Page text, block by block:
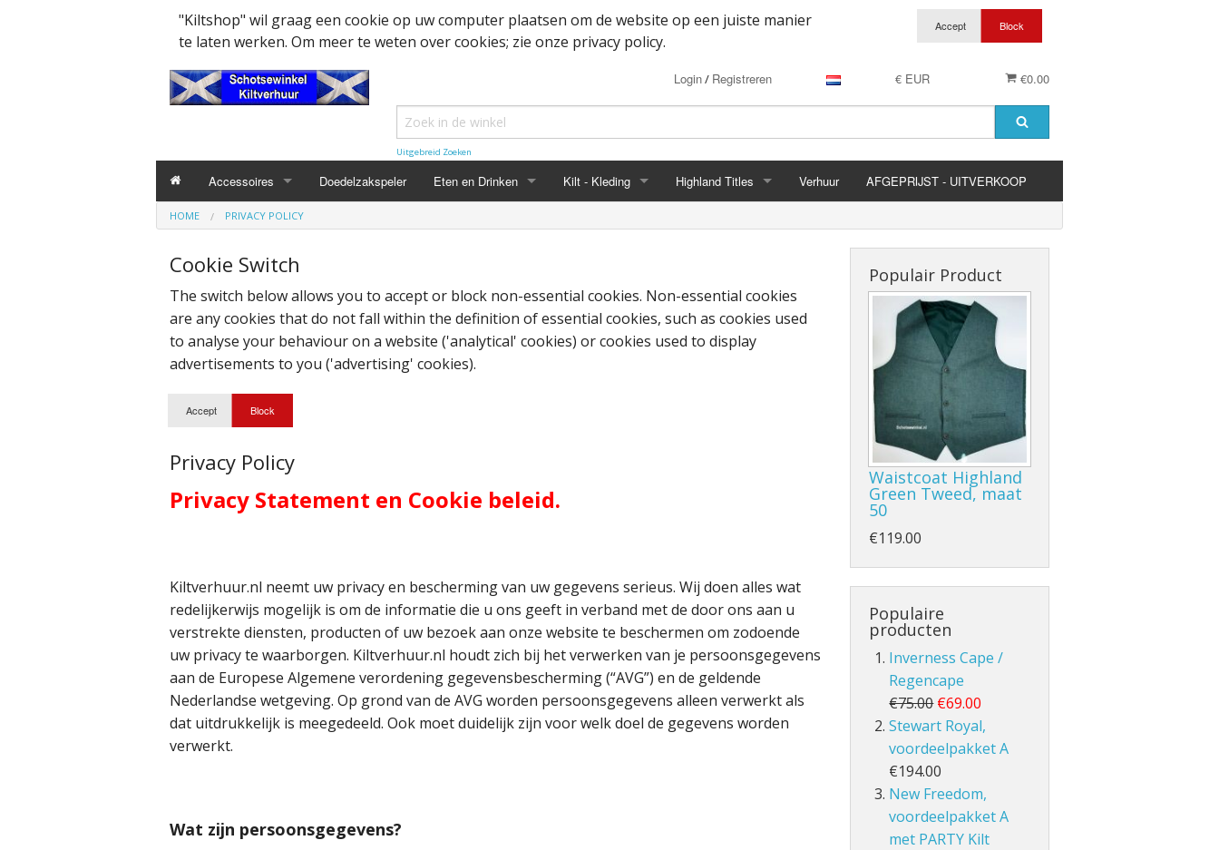
"Kiltshop" wil graag een cookie op uw computer plaatsen om de website op een juiste manier
te laten werken. Om meer te weten over cookies; zie onze privacy policy.
€0.00
€ EUR
Login/ Registreren
Uitgebreid Zoeken
Accessoires
Kleding accesssoires
Buckle
Cap Badges
Kiltstrap
Knopen
Plaid Broache
Sas - Flyplaid
Sgian Dubh
Sporran Sporran Adult
Collector items en Curiosa
Militairy Collector items
Wapenschild
Decoratie
Doedelzak - Piper - muziek benodigdheden
Plaid - Blanket
Schoenen
Sieraden Bracelet
Hanging
Scarf Ring / Fibula
Verzenddozen
Doedelzakspeler Eten en Drinken
Mokken
Whisky
Kilt - Kleding
Cape
Dutch Friendship Tartan producten
Budget-, Party-, Standaard- en Volle Kilt
Kilt, voordeelpakket B
Kilt, voordeelpakket C
Dutch Friendship Tartan Kilt
MacPowder Kilt
Shawl - Omslagdoek - Stola
Stropdassen / Tie Bow tie
Stropdas
Tie
Tammy
Tartan
Highland Titles Verhuur AFGEPRIJST - UITVERKOOP
HOME PRIVACY POLICY
Cookie Switch
The switch below allows you to accept or block non-essential cookies. Non-essential cookies
are any cookies that do not fall within the definition of essential cookies, such as cookies used
to analyse your behaviour on a website ('analytical' cookies) or cookies used to display
advertisements to you ('advertising' cookies).
Privacy Policy
Privacy Statement en Cookie beleid.
Kiltverhuur.nl neemt uw privacy en bescherming van uw gegevens serieus. Wij doen alles wat
redelijkerwijs mogelijk is om de informatie die u ons geeft in verband met de door ons aan u
verstrekte diensten, producten of uw bezoek aan onze website te beschermen om zodoende
uw privacy te waarborgen. Kiltverhuur.nl houdt zich bij het verwerken van je persoonsgegevens
aan de Europese Algemene verordening gegevensbescherming (“AVG”) en de geldende
Nederlandse wetgeving. Op grond van de AVG worden persoonsgegevens alleen verwerkt als
dat uitdrukkelijk is meegedeeld. Ook moet duidelijk zijn voor welk doel de gegevens worden
verwerkt.
Wat zijn persoonsgegevens?
Populair Product
Waistcoat Highland
Green Tweed, maat
50
€119.00
Populaire
producten
Inverness Cape /
Regencape
€75.00 €69.00
Stewart Royal,
voordeelpakket A
€194.00
New Freedom,
voordeelpakket A
met PARTY Kilt